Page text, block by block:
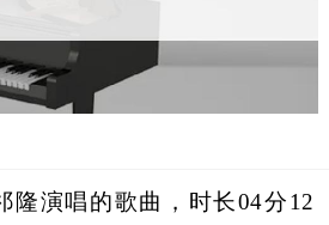
隆演唱的歌曲，时长04分12